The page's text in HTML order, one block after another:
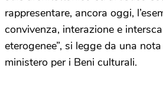
rappresentare, ancora oggi,
convivenza, interazione e
eterogenee”, si legge da una
ministero per i Beni culturali.